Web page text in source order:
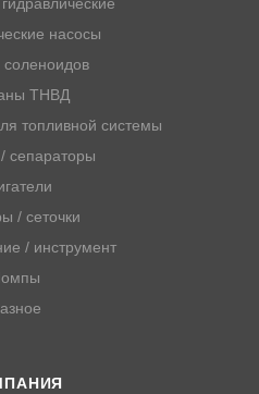
насосы
соленоидов
ТНВД
топливной системы
сепараторы
/ сеточки
/ инструмент